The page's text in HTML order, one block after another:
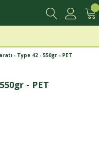
- Type 42 - 550gr - PET
- PET